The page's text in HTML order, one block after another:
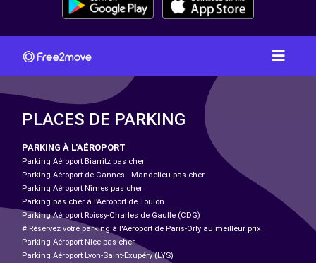
PLACES DE PARKING
PARKING À L'AÉROPORT
Parking Aéroport Biarritz pas cher
Parking Aéroport de Cannes - Mandelieu pas cher
Parking Aéroport Nîmes pas cher
Parking pas cher à l’Aéroport de Toulon
Parking Aéroport Roissy-Charles de Gaulle (CDG)
# Réservez votre parking à l'Aéroport de Paris-Orly au meilleur prix.
Parking Aéroport Nice pas cher
Parking Aéroport Lyon-Saint-Exupéry (LYS)